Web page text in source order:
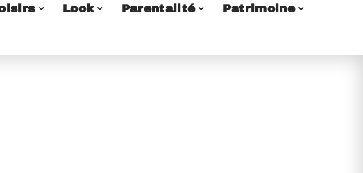
Look Parentalité Patrimoine